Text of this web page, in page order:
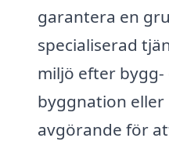
garantera en
specialiserad
miljö efter
byggnation
avgörande för